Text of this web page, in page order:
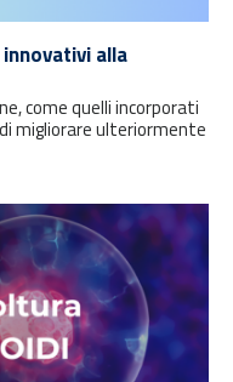
alla
come quelli incorporati
migliorare ulteriormente